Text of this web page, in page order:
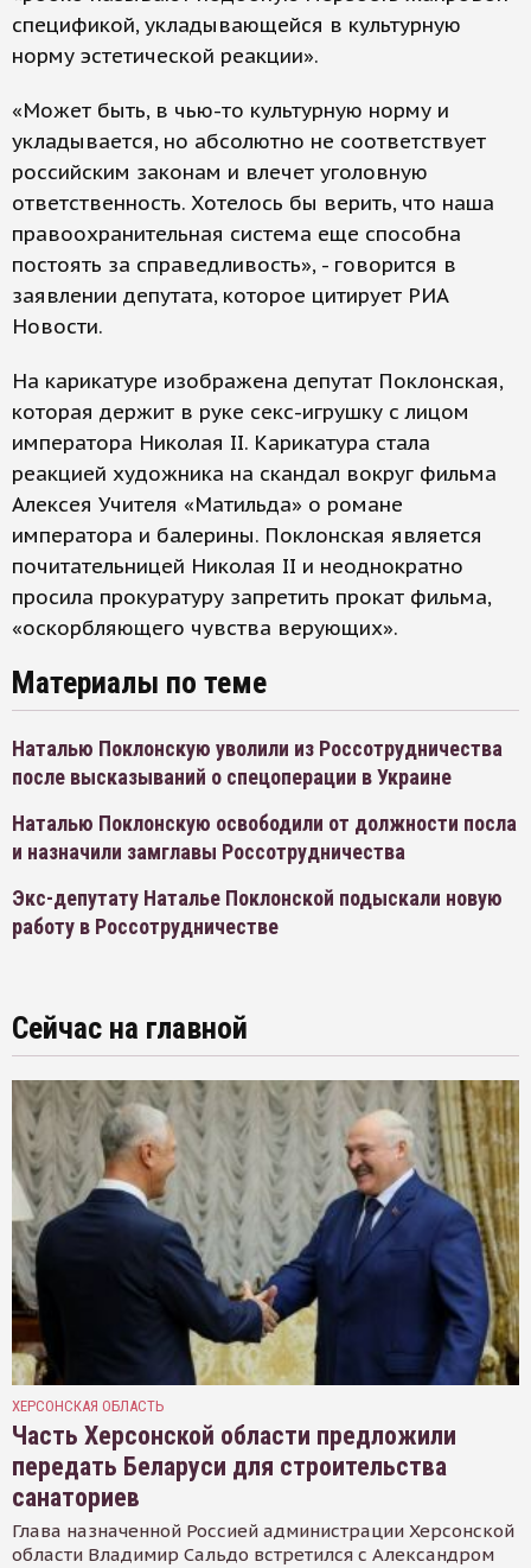
спецификой, укладывающейся в культурную
норму эстетической реакции».
«Может быть, в чью-то культурную норму и
укладывается, но абсолютно не соответствует
российским законам и влечет уголовную
ответственность. Хотелось бы верить, что наша
правоохранительная система еще способна
постоять за справедливость», - говорится в
заявлении депутата, которое цитирует РИА
Новости.
На карикатуре изображена депутат Поклонская,
которая держит в руке секс-игрушку с лицом
императора Николая II. Карикатура стала
реакцией художника на скандал вокруг фильма
Алексея Учителя «Матильда» о романе
императора и балерины. Поклонская является
почитательницей Николая II и неоднократно
просила прокуратуру запретить прокат фильма,
«оскорбляющего чувства верующих».
Материалы по теме
Наталью Поклонскую уволили из Россотрудничества
после высказываний о спецоперации в Украине
Наталью Поклонскую освободили от должности посла
и назначили замглавы Россотрудничества
Экс-депутату Наталье Поклонской подыскали новую
работу в Россотрудничестве
Сейчас на главной
ХЕРСОНСКАЯ ОБЛАСТЬ
Часть Херсонской области предложили
передать Беларуси для строительства
санаториев
Глава назначенной Россией администрации Херсонской
области Владимир Сальдо встретился с Александром